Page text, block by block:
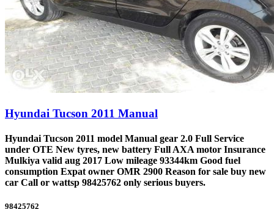
Hyundai Tucson 2011 Manual
Hyundai Tucson 2011 model Manual gear 2.0 Full Service
under OTE New tyres, new battery Full AXA motor Insurance
Mulkiya valid aug 2017 Low mileage 93344km Good fuel
consumption Expat owner OMR 2900 Reason for sale buy new
car Call or wattsp 98425762 only serious buyers.
98425762